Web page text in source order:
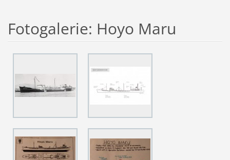
Fotogalerie: Hoyo Maru